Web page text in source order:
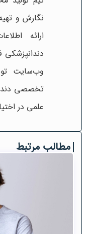
نگارش و
ارائه
وب‌سایت
تخصصی
علمی در
مطالب مرتبط